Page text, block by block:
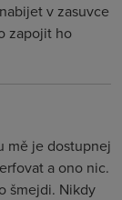
v zasuvce
zapojit ho
mě je dostupnej
a ono nic.
šmejdi. Nikdy